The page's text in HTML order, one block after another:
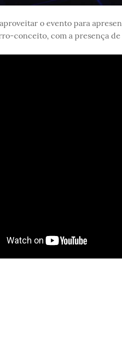
o evento para
conceito, com a presença